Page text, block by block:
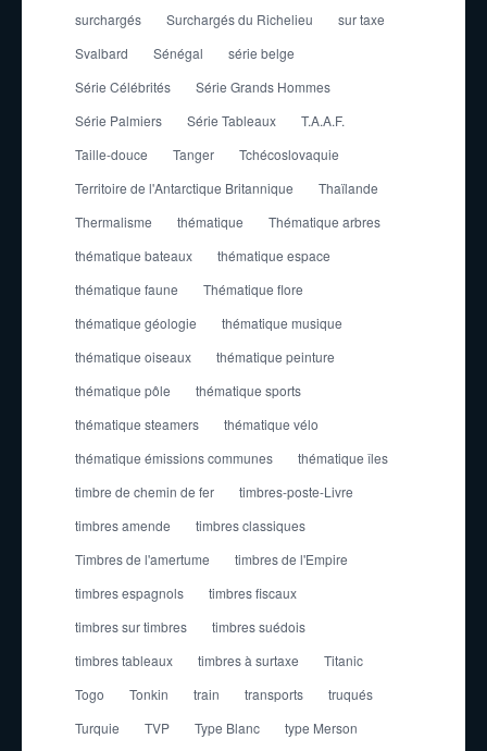
surchargés
Surchargés du Richelieu
sur taxe
Svalbard
Sénégal
série belge
Série Célébrités
Série Grands Hommes
Série Palmiers
Série Tableaux
T.A.A.F.
Taille-douce
Tanger
Tchécoslovaquie
Territoire de l'Antarctique Britannique
Thaïlande
Thermalisme
thématique
Thématique arbres
thématique bateaux
thématique espace
thématique faune
Thématique flore
thématique géologie
thématique musique
thématique oiseaux
thématique peinture
thématique pôle
thématique sports
thématique steamers
thématique vélo
thématique émissions communes
thématique îles
timbre de chemin de fer
timbres-poste-Livre
timbres amende
timbres classiques
Timbres de l'amertume
timbres de l'Empire
timbres espagnols
timbres fiscaux
timbres sur timbres
timbres suédois
timbres tableaux
timbres à surtaxe
Titanic
Togo
Tonkin train transports
truqués
Turquie
TVP Type Blanc
type Merson